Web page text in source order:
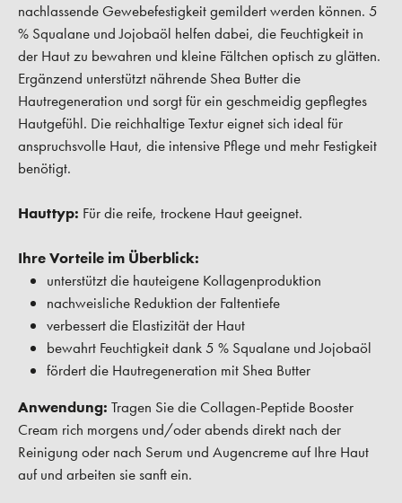
nachlassende Gewebefestigkeit gemildert werden können. 5
% Squalane und Jojobaöl helfen dabei, die Feuchtigkeit in
der Haut zu bewahren und kleine Fältchen optisch zu glätten.
Ergänzend unterstützt nährende Shea Butter die
Hautregeneration und sorgt für ein geschmeidig gepflegtes
Hautgefühl. Die reichhaltige Textur eignet sich ideal für
anspruchsvolle Haut, die intensive Pflege und mehr Festigkeit
benötigt.
Hauttyp: Für die reife, trockene Haut geeignet.
Ihre Vorteile im Überblick:
unterstützt die hauteigene Kollagenproduktion
nachweisliche Reduktion der Faltentiefe
verbessert die Elastizität der Haut
bewahrt Feuchtigkeit dank 5 % Squalane und Jojobaöl
fördert die Hautregeneration mit Shea Butter
Anwendung: Tragen Sie die Collagen-Peptide Booster
Cream rich morgens und/oder abends direkt nach der
Reinigung oder nach Serum und Augencreme auf Ihre Haut
auf und arbeiten sie sanft ein.